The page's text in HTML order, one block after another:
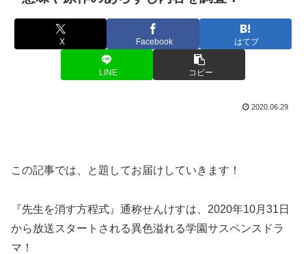
X Facebook はてブ
LINE コピー
2020.06.29
この記事では、 と題してお届けしていきます！
『先生を消す方程式』通称せんけすは、2020年10月31日
から放送スタートされる異色溢れる学園サスペンスドラ
マ！